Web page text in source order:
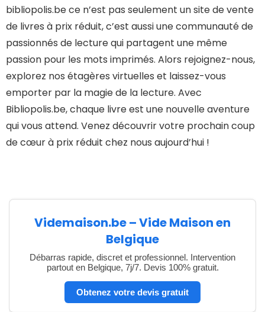
bibliopolis.be ce n’est pas seulement un site de vente
de livres à prix réduit, c’est aussi une communauté de
passionnés de lecture qui partagent une même
passion pour les mots imprimés. Alors rejoignez-nous,
explorez nos étagères virtuelles et laissez-vous
emporter par la magie de la lecture. Avec
Bibliopolis.be, chaque livre est une nouvelle aventure
qui vous attend. Venez découvrir votre prochain coup
de cœur à prix réduit chez nous aujourd’hui !
Videmaison.be – Vide Maison en
Belgique
Débarras rapide, discret et professionnel. Intervention
partout en Belgique, 7j/7. Devis 100% gratuit.
Obtenez votre devis gratuit